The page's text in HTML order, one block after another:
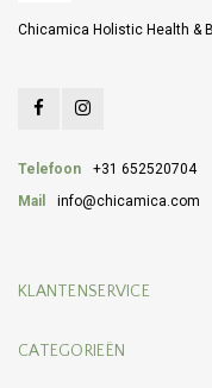
Chicamica Holistic Health &
Telefoon
+31 652520704
Mail
info@chicamica.com
KLANTENSERVICE
CATEGORIEËN